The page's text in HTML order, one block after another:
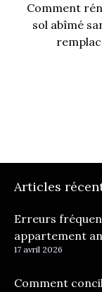
Comment
sol abîmé
Articles
Erreurs
appartement
17 avril 2026
Comment